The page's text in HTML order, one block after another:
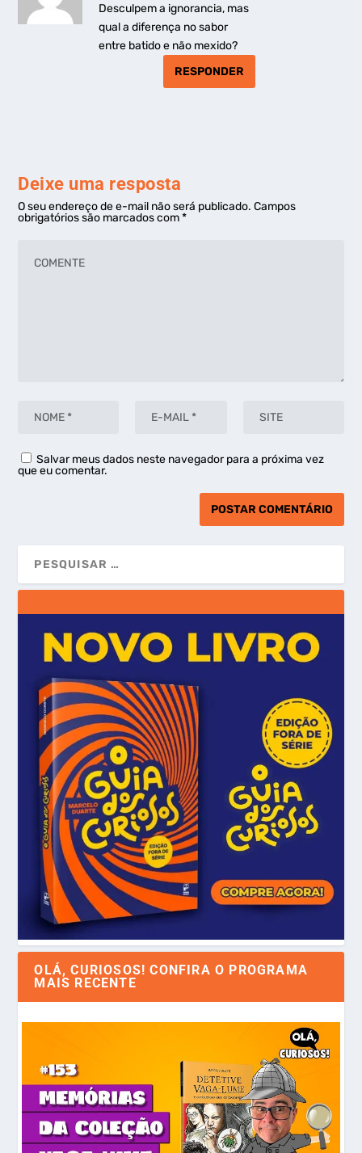
Desculpem a ignorancia, mas
qual a diferença no sabor
entre batido e não mexido?
RESPONDER
Deixe uma resposta
O seu endereço de e-mail não será publicado. Campos
obrigatórios são marcados com*
Salvar meus dados neste navegador para a próxima vez
que eu comentar.
OLÁ, CURIOSOS! CONFIRA O PROGRAMA
MAIS RECENTE